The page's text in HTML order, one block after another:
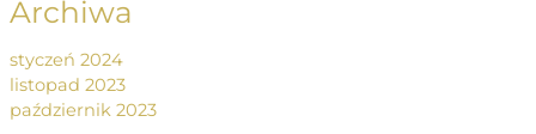
Archiwa
styczeń 2024
listopad 2023
październik 2023